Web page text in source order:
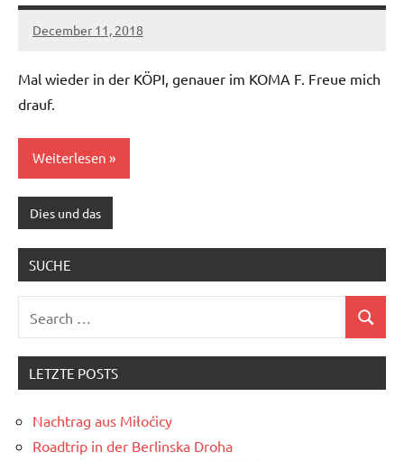
December 11, 2018
Ilja
Mal wieder in der KÖPI, genauer im KOMA F. Freue mich
drauf.
Weiterlesen
Dies und das
SUCHE
for:
Search
LETZTE POSTS
Nachtrag aus Miłoćicy
Roadtrip in der Berlinska Droha